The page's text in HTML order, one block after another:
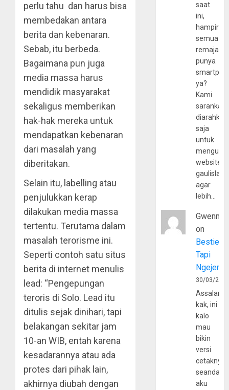
perlu tahu dan harus bisa
membedakan antara
berita dan kebenaran.
Sebab, itu berbeda.
Bagaimana pun juga
media massa harus
mendidik masyarakat
sekaligus memberikan
hak-hak mereka untuk
mendapatkan kebenaran
dari masalah yang
diberitakan.
Selain itu, labelling atau
penjulukkan kerap
dilakukan media massa
tertentu. Terutama dalam
masalah terorisme ini.
Seperti contoh satu situs
berita di internet menulis
lead: “Pengepungan
teroris di Solo. Lead itu
ditulis sejak dinihari, tapi
belakangan sekitar jam
10-an WIB, entah karena
kesadarannya atau ada
protes dari pihak lain,
akhirnya diubah dengan
saat
ini,
hampir
semua
remaja
punya
ya?
Kami
sarankan,
diarahkan
saja
untuk
website
agar
lebih…
Gwenny
on
Bestie
Tapi
30/03/
kak, ini
kalo
mau
bikin
versi
cetaknya
aku